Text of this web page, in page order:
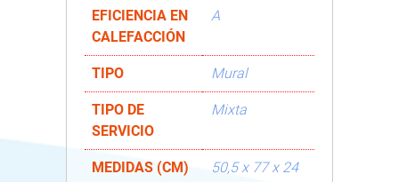
EFICIENCIA EN
CALEFACCIÓN
A
TIPO Mural
TIPO DE
SERVICIO
Mixta
MEDIDAS (CM) 50,5 x 77 x 24